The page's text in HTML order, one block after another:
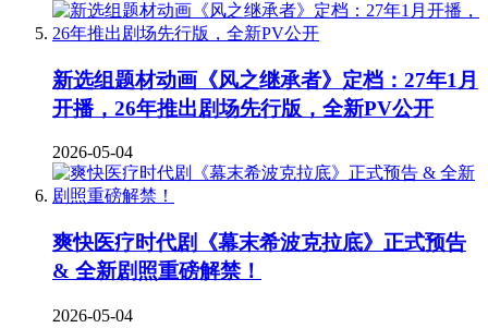
新选组题材动画《风之继承者》定档：27年1月
开播，26年推出剧场先行版，全新PV公开
2026-05-04
爽快医疗时代剧《幕末希波克拉底》正式预告
& 全新剧照重磅解禁！
2026-05-04